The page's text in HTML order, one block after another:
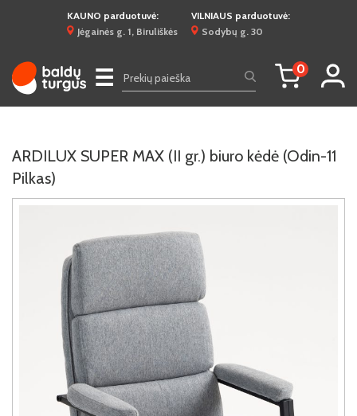
KAUNO parduotuvė:
Jėgainės g. 1, Biruliškės
VILNIAUS parduotuvė:
Sodybų g. 30
☰ 0
ARDILUX SUPER MAX (II gr.) biuro kėdė (Odin-11
Pilkas)